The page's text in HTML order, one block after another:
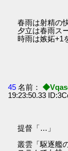
春雨は射精の
夕立は春雨ス
時雨は嫉妬+1
45 名前：
19:23:50.33
提督「…」
叢雲「駆逐艦